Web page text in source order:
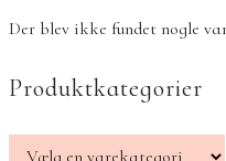
Der blev ikke fundet nogle
Produktkategorier